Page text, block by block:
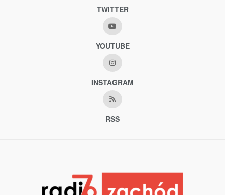
TWITTER
YOUTUBE
INSTAGRAM
RSS